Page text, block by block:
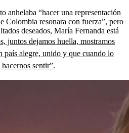
anhelaba “hacer una representación
Colombia resonara con fuerza”, pero
deseados, María Fernanda está
juntos dejamos huella, mostramos
país alegre, unido y que cuando lo
sentir”.